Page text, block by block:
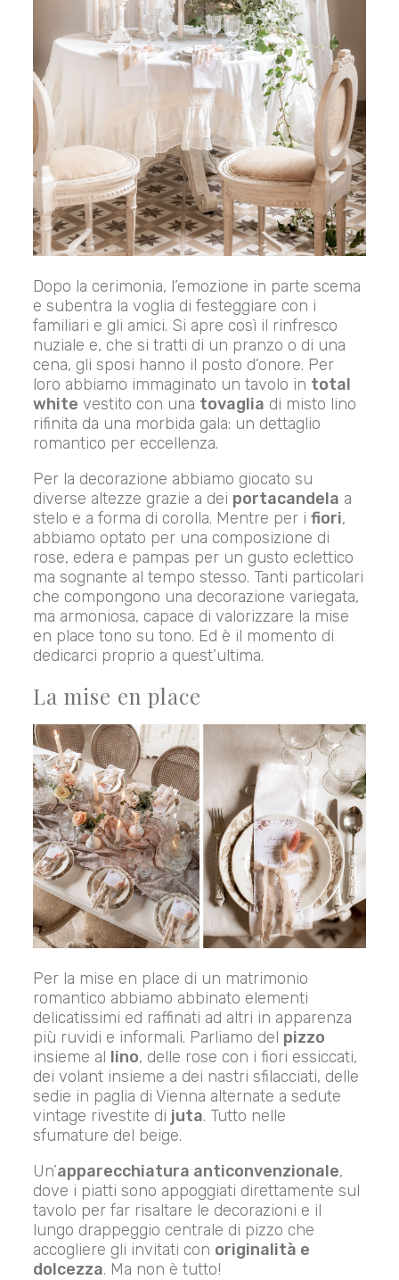
Dopo la cerimonia, l’emozione in parte scema
e subentra la voglia di festeggiare con i
familiari e gli amici. Si apre così il rinfresco
nuziale e, che si tratti di un pranzo o di una
cena, gli sposi hanno il posto d’onore. Per
loro abbiamo immaginato un tavolo in total
white vestito con una tovaglia di misto lino
rifinita da una morbida gala: un dettaglio
romantico per eccellenza.
Per la decorazione abbiamo giocato su
diverse altezze grazie a dei portacandela a
stelo e a forma di corolla. Mentre per ifiori,
abbiamo optato per una composizione di
rose, edera e pampas per un gusto eclettico
ma sognante al tempo stesso. Tanti particolari
che compongono una decorazione variegata,
ma armoniosa, capace di valorizzare la mise
en place tono su tono. Ed è il momento di
dedicarci proprio a quest’ultima.
La mise en place
Per la mise en place di un matrimonio
romantico abbiamo abbinato elementi
delicatissimi ed raffinati ad altri in apparenza
più ruvidi e informali. Parliamo del pizzo
insieme al lino, delle rose con i fiori essiccati,
dei volant insieme a dei nastri sfilacciati, delle
sedie in paglia di Vienna alternate a sedute
vintage rivestite di juta. Tutto nelle
sfumature del beige.
Un’apparecchiatura anticonvenzionale,
dove i piatti sono appoggiati direttamente sul
tavolo per far risaltare le decorazioni e il
lungo drappeggio centrale di pizzo che
accogliere gli invitati con originalità e
dolcezza. Ma non è tutto!